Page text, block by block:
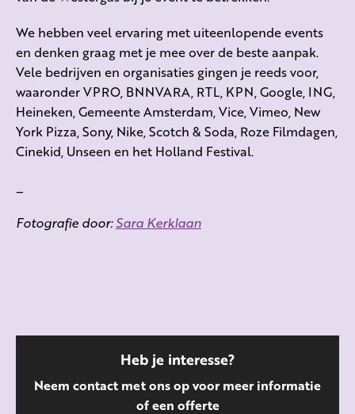
We hebben veel ervaring met uiteenlopende events
en denken graag met je mee over de beste aanpak.
Vele bedrijven en organisaties gingen je reeds voor,
waaronder VPRO, BNNVARA, RTL, KPN, Google, ING,
Heineken, Gemeente Amsterdam, Vice, Vimeo, New
York Pizza, Sony, Nike, Scotch & Soda, Roze Filmdagen,
Cinekid, Unseen en het Holland Festival.
Fotografie door:Sara Kerklaan
Heb je interesse?
Neem contact met ons op voor meer informatie
of een offerte